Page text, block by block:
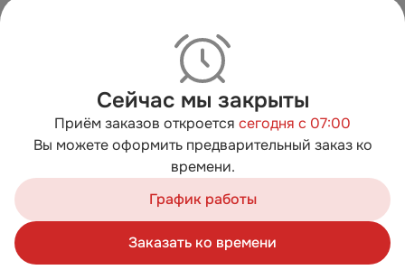
Мы используем cookies для быстрой работы сайта. Для
Продолжая пользоваться сайтом, вы принимаете
Хорошо
Каталог Акции Профиль
Сейчас мы закрыты
Приём заказов откроется сегодня с 07:00
Вы можете оформить предварительный заказ ко
времени.
График работы
Заказать ко времени